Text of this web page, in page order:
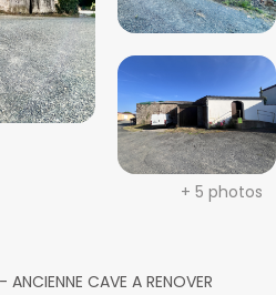
+ 5 photos
CAVE A RENOVER